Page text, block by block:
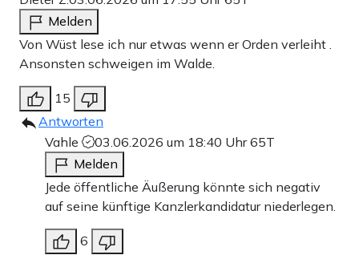
Melden
Von Wüst lese ich nur etwas wenn er Orden verleiht .
Ansonsten schweigen im Walde.
15
Antworten
Vahle
03.06.2026 um 18:40 Uhr65T
Melden
Jede öffentliche Äußerung könnte sich negativ
auf seine künftige Kanzlerkandidatur niederlegen.
6